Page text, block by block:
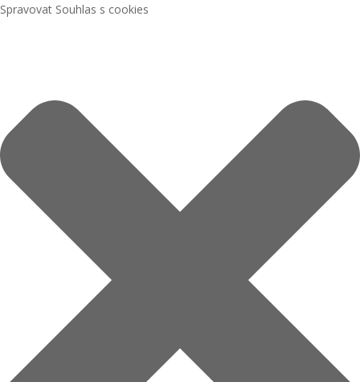
Spravovat Souhlas s cookies